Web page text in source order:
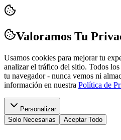
Valoramos Tu
Usamos cookies para mejorar tu
analizar el tráfico del sitio. Todos
tu navegador - nunca vemos ni
información en nuestra Política de
Personalizar
Solo Necesarias
Aceptar Todo